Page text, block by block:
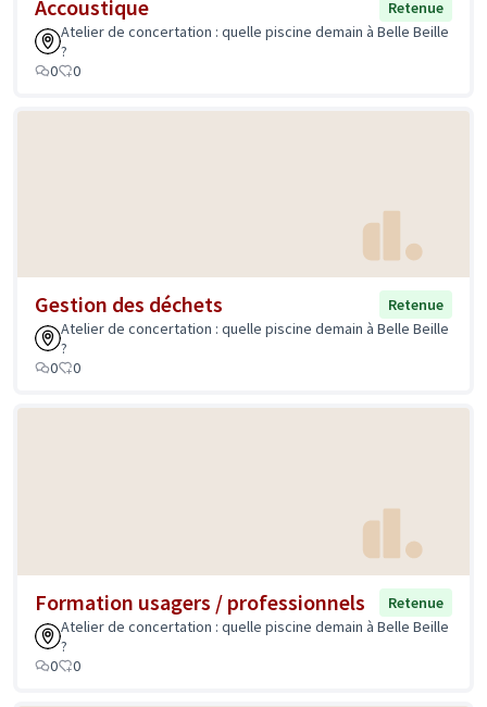
Accoustique
Retenue
Atelier de concertation : quelle piscine demain à Belle Beille
?
0
0
Gestion des déchets
Retenue
Atelier de concertation : quelle piscine demain à Belle Beille
?
0
0
Formation usagers / professionnels
Retenue
Atelier de concertation : quelle piscine demain à Belle Beille
?
0
0